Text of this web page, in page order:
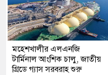
মহেশখালীর এলএনজি
টার্মিনাল আংশিক চালু, জাতীয়
গ্রিডে গ্যাস সরবরাহ শুরু